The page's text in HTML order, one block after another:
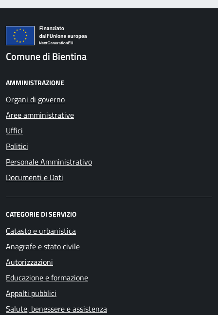
Comune di Bientina
AMMINISTRAZIONE
Organi di governo
Aree amministrative
Uffici
Politici
Personale Amministrativo
Documenti e Dati
CATEGORIE DI SERVIZIO
Catasto e urbanistica
Anagrafe e stato civile
Autorizzazioni
Educazione e formazione
Appalti pubblici
Salute, benessere e assistenza